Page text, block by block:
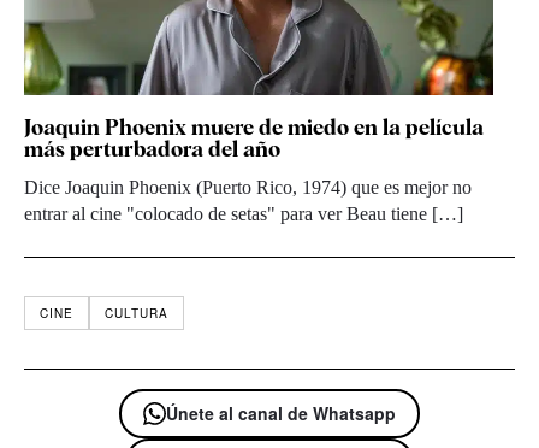
Joaquin Phoenix muere de miedo en la película
más perturbadora del año
Dice Joaquin Phoenix (Puerto Rico, 1974) que es mejor no
entrar al cine "colocado de setas" para ver Beau tiene […]
CINE CULTURA
Únete al canal de Whatsapp